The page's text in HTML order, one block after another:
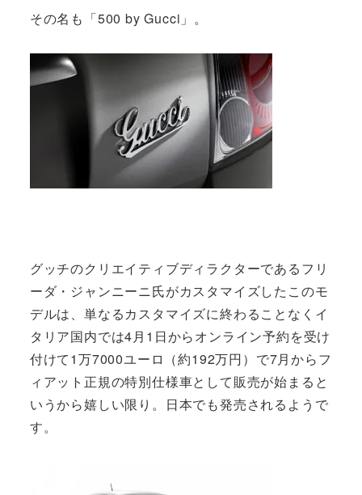
その名も「500 by Gucci」。
グッチのクリエイティブディラクターであるフリ
ーダ・ジャンニーニ氏がカスタマイズしたこのモ
デルは、単なるカスタマイズに終わることなくイ
タリア国内では4月1日からオンライン予約を受け
付けて1万7000ユーロ（約192万円）で7月からフ
ィアット正規の特別仕様車として販売が始まると
いうから嬉しい限り。日本でも発売されるようで
す。